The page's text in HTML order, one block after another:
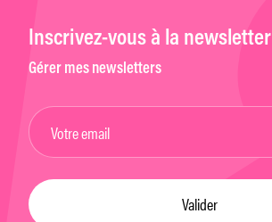
Inscrivez-vous à la newsletter
Gérer mes newsletters